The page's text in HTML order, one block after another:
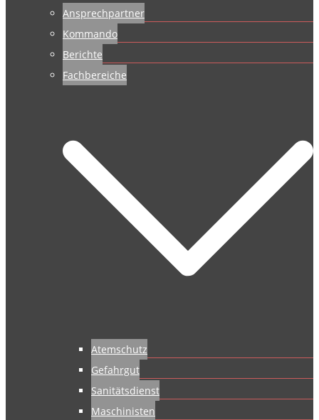
Ansprechpartner
Kommando
Berichte
Fachbereiche
Atemschutz
Gefahrgut
Sanitätsdienst
Maschinisten